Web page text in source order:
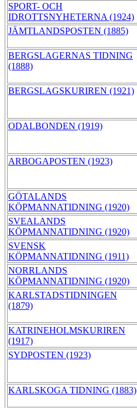
SPORT- OCH
IDROTTSNYHETERNA (1924)
JÄMTLANDSPOSTEN (1885)
BERGSLAGERNAS TIDNING
(1888)
BERGSLAGSKURIREN (1921)
ODALBONDEN (1919)
ARBOGAPOSTEN (1923)
GÖTALANDS
KÖPMANNATIDNING (1920)
SVEALANDS
KÖPMANNATIDNING (1920)
SVENSK
KÖPMANNATIDNING (1911)
NORRLANDS
KÖPMANNATIDNING (1920)
KARLSTADSTIDNINGEN
(1879)
KATRINEHOLMSKURIREN
(1917)
SYDPOSTEN (1923)
KARLSKOGA TIDNING (1883)